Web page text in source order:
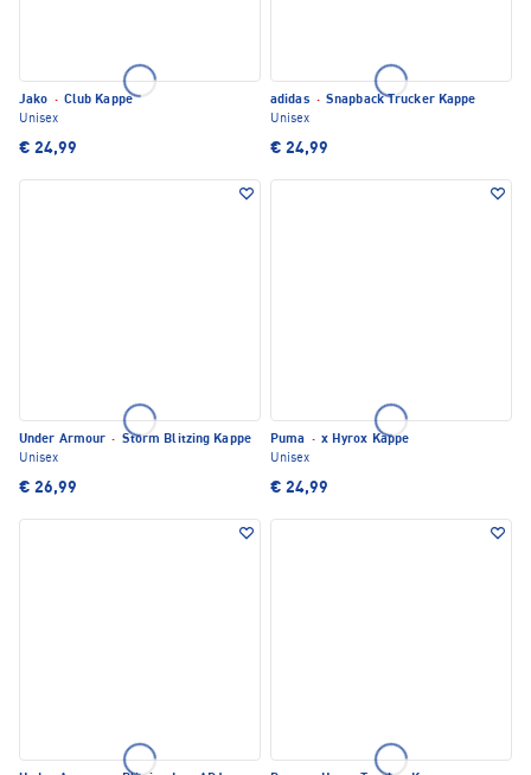
Jako · Club Kappe
Unisex
€ 24,99
adidas · Snapback Trucker Kappe
Unisex
€ 24,99
Under Armour · Storm Blitzing Kappe
Unisex
€ 26,99
Puma · x Hyrox Kappe
Unisex
€ 24,99